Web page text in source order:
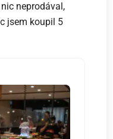
neprodával,
jsem koupil 5